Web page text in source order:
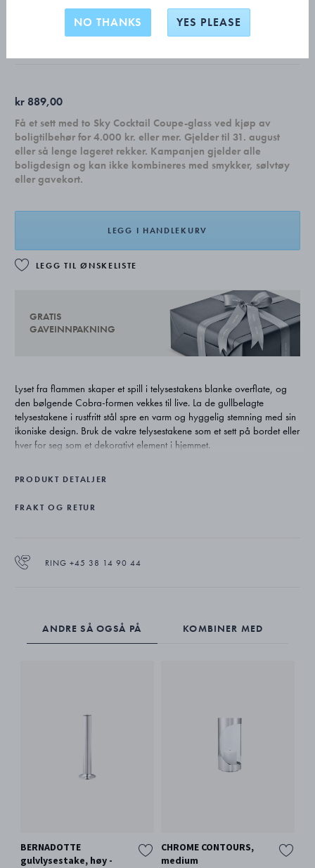
COBRA telysestake, 2 stk
kr 889,00
Få et sett med to Sky Cocktail Coupe-glass ved kjøp av
boligtilbehør for 4.000 kr. eller mer. Gjelder til 31. august
eller så lenge lageret rekker. Kampanjen gjelder alle
boligdesign og kan ikke kombineres med smykker, sølvtøy
eller gavekort.
LEGG I HANDLEKURV
LEGG TIL ØNSKELISTE
GRATIS
GAVEINNPAKNING
Lyset fra flammen skaper et spill i telysestakens blanke overflate, og
den bølgende Cobra-formen vekkes til live. La de gullbelagte
telysestakene i rustfritt stål spre en varm og hyggelig stemning med sin
ikoniske design. Bruk de vakre telysestakene som et sett på bordet eller
hver for seg som et dekorativt element i hjemmet.
PRODUKT DETALJER
FRAKT OG RETUR
RING +45 38 14 90 44
ANDRE SÅ OGSÅ PÅ KOMBINER MED
BERNADOTTE
gulvlysestake, høy -
CHROME CONTOURS,
medium
NO THANKS YES PLEASE